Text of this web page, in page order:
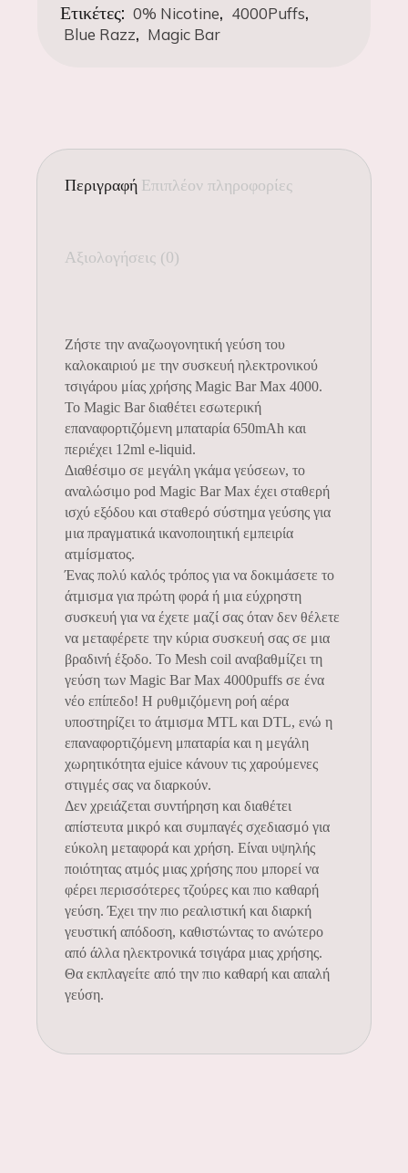
Ετικέτες: 0% Nicotine, 4000Puffs,
Blue Razz, Magic Bar
Περιγραφή Επιπλέον πληροφορίες
Αξιολογήσεις (0)
Ζήστε την αναζωογονητική γεύση του
καλοκαιριού με την συσκευή ηλεκτρονικού
τσιγάρου μίας χρήσης Magic Bar Max 4000.
Το Magic Bar διαθέτει εσωτερική
επαναφορτιζόμενη μπαταρία 650mAh και
περιέχει 12ml e-liquid.
Διαθέσιμο σε μεγάλη γκάμα γεύσεων, το
αναλώσιμο pod Magic Bar Max έχει σταθερή
ισχύ εξόδου και σταθερό σύστημα γεύσης για
μια πραγματικά ικανοποιητική εμπειρία
ατμίσματος.
Ένας πολύ καλός τρόπος για να δοκιμάσετε το
άτμισμα για πρώτη φορά ή μια εύχρηστη
συσκευή για να έχετε μαζί σας όταν δεν θέλετε
να μεταφέρετε την κύρια συσκευή σας σε μια
βραδινή έξοδο. Το Mesh coil αναβαθμίζει τη
γεύση των Magic Bar Max 4000puffs σε ένα
νέο επίπεδο! Η ρυθμιζόμενη ροή αέρα
υποστηρίζει το άτμισμα MTL και DTL, ενώ η
επαναφορτιζόμενη μπαταρία και η μεγάλη
χωρητικότητα ejuice κάνουν τις χαρούμενες
στιγμές σας να διαρκούν.
Δεν χρειάζεται συντήρηση και διαθέτει
απίστευτα μικρό και συμπαγές σχεδιασμό για
εύκολη μεταφορά και χρήση. Είναι υψηλής
ποιότητας ατμός μιας χρήσης που μπορεί να
φέρει περισσότερες τζούρες και πιο καθαρή
γεύση. Έχει την πιο ρεαλιστική και διαρκή
γευστική απόδοση, καθιστώντας το ανώτερο
από άλλα ηλεκτρονικά τσιγάρα μιας χρήσης.
Θα εκπλαγείτε από την πιο καθαρή και απαλή
γεύση.